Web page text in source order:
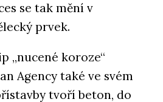
se tak mění v
prvek.
„nucené koroze“
Agency také ve svém
tvoří beton, do